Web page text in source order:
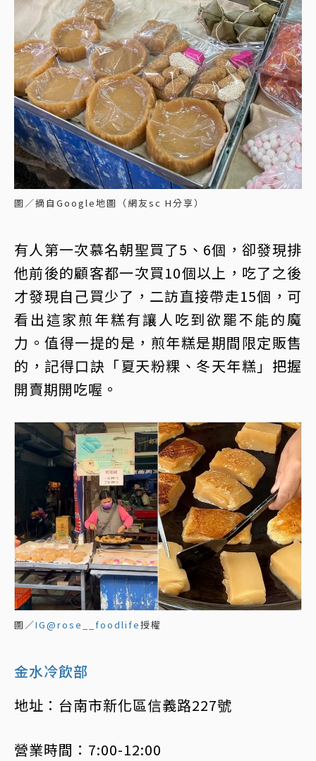
圖／摘自Google地圖（網友sc H分享）
有人第一次慕名朝聖買了5、6個，卻發現排
他前後的顧客都一次買10個以上，吃了之後
才發現自己買少了，二訪直接帶走15個，可
看出這家煎年糕有讓人吃到欲罷不能的魔
力。值得一提的是，煎年糕是期間限定販售
的，記得口訣「夏天粉粿、冬天年糕」把握
開賣期開吃喔。
圖／IG@rose__foodlife授權
金水冷飲部
地址：台南市新化區信義路227號
營業時間：7:00-12:00